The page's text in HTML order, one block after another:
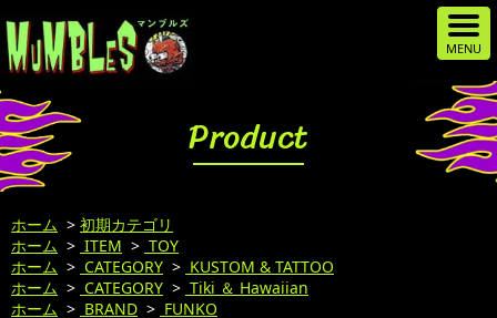
Product
ホーム > 初期カテゴリ
ホーム > ITEM > TOY
ホーム > CATEGORY > KUSTOM & TATTOO
ホーム > CATEGORY > Tiki ＆ Hawaiian
ホーム > BRAND > FUNKO